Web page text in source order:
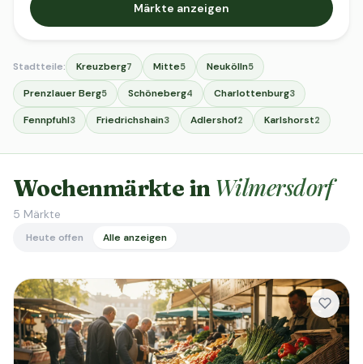
Märkte anzeigen
Stadtteile: Kreuzberg7 Mitte5 Neukölln5
Prenzlauer Berg5 Schöneberg4 Charlottenburg3
Fennpfuhl3 Friedrichshain3 Adlershof2 Karlshorst2
Wochenmärkte in Wilmersdorf
5 Märkte
Heute offen Alle anzeigen